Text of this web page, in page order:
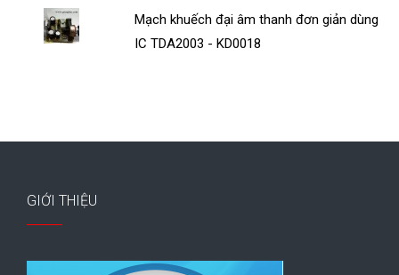
Mạch khuếch đại âm thanh đơn giản dùng
IC TDA2003 - KD0018
GIỚI THIỆU